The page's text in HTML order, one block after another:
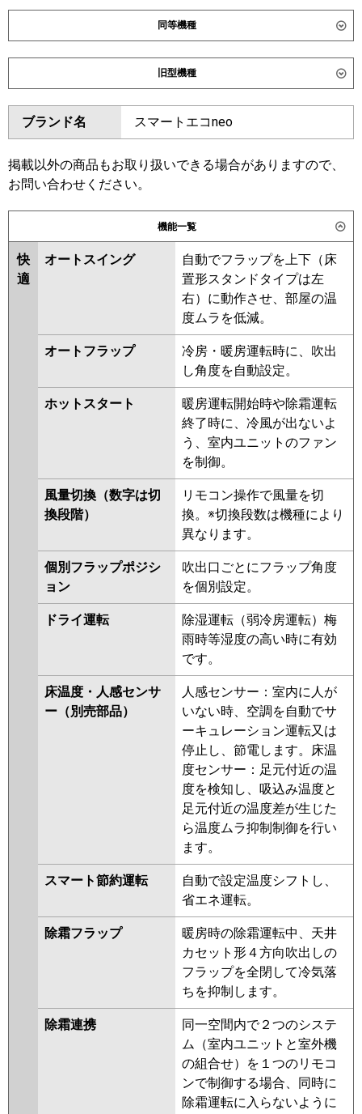
同等機種
ダイキン SZRC80CNT SZRC80CT
SZRUC80CT
東芝 GUHA080111MUB
GUSA080131MUB GUSA080131XU
GUSA08013P1XU
GUSA08013P1MUB
三菱電機 PLZ-HRMP80HBF6 PLZ-
HRMP80HF6 PLZ-HRMP80H6
PLZ-HRMP80HFG6 PLZ-
ERMP80HLE6 PLZ-ERMP80HE6
PLZ-ERMP80H6
日立 RCI-GP80RHN6 RCI-GP80RSH12
三菱重工 FDTV806H6SA FDTV806H6SA-rak
FDTV806H6SA-airf
FDTV806H6SA-osj
PA-P80U7KNCX
P80U7KNC PA-P80U7HNCX PA-
P80U7HC PA-P80U7HNC
旧型機種
ダイキン SZRC80BYNT SZRC80BYT
SZRUC80BYT SZRC80BJT
SZRC80BJNT SZRJC80BJT
SZRJC80BFT SDRC80B
SDRC80BN
SZRC80BCNT
東芝 GUHA08011MUB GUHA08011XU
GUEA08011XU GUSA08013XU
GUSA08013MUB GUSA08013PXU
GUSA08013PMUB
RUHA08031MUB RUEA08031MUB
RUSA08033MUB RUHA08031MU
RUHA08031XU RUEA08031MU
RUEA08031XU RUSA08033MU
RUSA08033XU RUEA08031M
RUEA08031X RUHA08031M
RUHA08031X AUHA08074X
AUHA08074X-R
AUHA08074M-R
RUSA08033M
RUSA08033X AUEA08077M
AUEA08077X AUSA08077M
AUSA08077X
三菱電機 PLZ-HRMP80HF5
HRMP80H5
PLZ-HRMP80HFG5
PLZ-HRMP80HBF5 PLZ-
ERMP80HLE5 PLZ-ERMP80H5
PLZ-ERMP80HE5
HRMP80H4 PLZ-HRMP80HFG4
PLZ-HRMP80HBF4 PLZ-
HRMP80HF4 PLZ-ERMP80HLE4
PLZ-ERMP80H4 PLZ-
ERMP80HE4 PLZ-HRMP80HFG3
PLZ-HRMP80HF3
PLZ-
HRMP80H3 PLZ-ERMP80HE3
PLZ-ERMP80H3 PLZ-
ERMP80HLE3 PLZ-HRMP80HFG2
PLZ-HRMP80HF2
HRMP80H2
PLZ-ERMP80HLE2
PLZ-ERMP80HE2 PLZ-
ERMP80H2 PLZ-HRMP80EFGZ
PLZ-HRMP80EFZ PLZ-
HRMP80EZ PLZ-ERMP80EEZ
PLZ-ERMP80EZ PLZ-
ERMP80ELEZ PLZ-HRMP80EFGY
PLZ-HRMP80EFY PLZ-
HRMP80EY PLZ-ERMP80ELEY
PLZ-ERMP80EEY PLZ-ERMP80EY
PLZ-HRMP80EFGV PLZ-
HRMP80EFV PLZ-HRMP80EV
PLZ-ERMP80EV PLZ-
ブランド名 スマートエコneo
掲載以外の商品もお取り扱いできる場合がありますので、
お問い合わせください。
機能一覧
快
適
オートスイング
自動でフラップを上下（床
置形スタンドタイプは左
右）に動作させ、部屋の温
度ムラを低減。
オートフラップ
冷房・暖房運転時に、吹出
し角度を自動設定。
ホットスタート
暖房運転開始時や除霜運転
終了時に、冷風が出ないよ
う、室内ユニットのファン
を制御。
風量切換（数字は切
換段階）
リモコン操作で風量を切
換。※切換段数は機種により
異なります。
個別フラップポジシ
ョン
吹出口ごとにフラップ角度
を個別設定。
ドライ運転
除湿運転（弱冷房運転）梅
雨時等湿度の高い時に有効
です。
床温度・人感センサ
ー（別売部品）
人感センサー：室内に人が
いない時、空調を自動でサ
ーキュレーション運転又は
停止し、節電します。床温
度センサー：足元付近の温
度を検知し、吸込み温度と
足元付近の温度差が生じた
ら温度ムラ抑制制御を行い
ます。
スマート節約運転
自動で設定温度シフトし、
省エネ運転。
除霜フラップ
暖房時の除霜運転中、天井
カセット形４方向吹出しの
フラップを全閉して冷気落
ちを抑制します。
除霜連携
同一空間内で２つのシステ
ム（室内ユニットと室外機
の組合せ）を１つのリモコ
ンで制御する場合、同時に
除霜運転に入らないように